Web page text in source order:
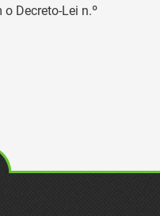
Decreto-Lei n.º